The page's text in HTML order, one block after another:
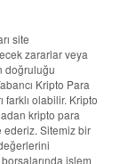
site
zararlar veya
doğruluğu
Kripto Para
farklı olabilir. Kripto
kripto para
ederiz. Sitemiz bir
borsalarında işlem